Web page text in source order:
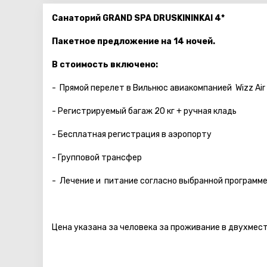
Санаторий GRAND SPA DRUSKININKAI 4*
Пакетное предложение на 14 ночей.
В стоимость включено:
- Прямой перелет в Вильнюс авиакомпанией Wizz Air
- Регистрируемый багаж 20 кг + ручная кладь
- Бесплатная регистрация в аэропорту
- Групповой трансфер
- Лечение и питание согласно выбранной программе
Цена указана за человека за проживание в